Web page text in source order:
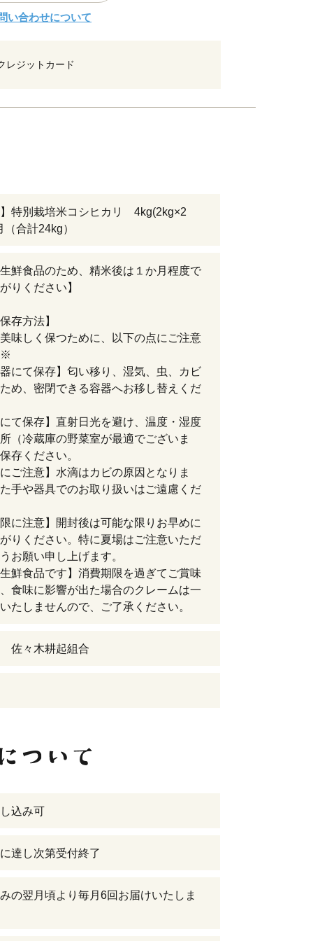
い合わせについて
レジットカード
】特別栽培米コシヒカリ 4kg(2kg×2
合計24kg）
生鮮食品のため、精米後は１か月程度で
りください】
存方法】
味しく保つために、以下の点にご注意
※
器にて保存】匂い移り、湿気、虫、カビ
め、密閉できる容器へお移し替えくだ
にて保存】直射日光を避け、温度・湿度
（冷蔵庫の野菜室が最適でございま
存ください。
にご注意】水滴はカビの原因となりま
手や器具でのお取り扱いはご遠慮くだ
限に注意】開封後は可能な限りお早めに
りください。特に夏場はご注意いただ
お願い申し上げます。
生鮮食品です】消費期限を過ぎてご賞味
食味に影響が出た場合のクレームは一
たしませんので、ご了承ください。
佐々木耕起組合
込み可
達し次第受付終了
の翌月頃より毎月6回お届けいたしま